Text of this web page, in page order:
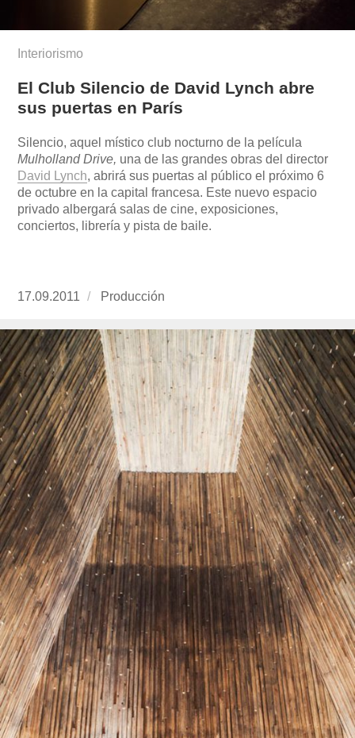
Interiorismo
El Club Silencio de David Lynch abre
sus puertas en París
Silencio, aquel místico club nocturno de la película
Mulholland Drive, una de las grandes obras del director
David Lynch, abrirá sus puertas al público el próximo 6
de octubre en la capital francesa. Este nuevo espacio
privado albergará salas de cine, exposiciones,
conciertos, librería y pista de baile.
Publicado
17.09.2011 https://www.experimenta.es/author/
Producción